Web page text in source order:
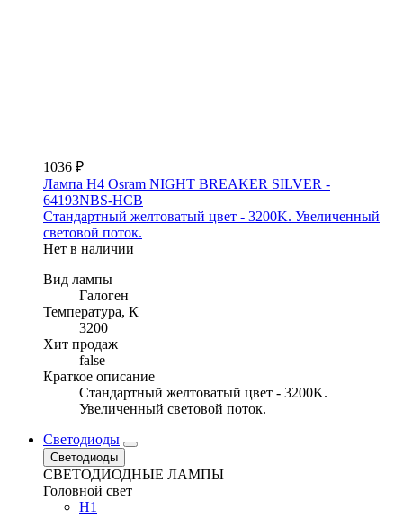
1036 ₽
Лампа H4 Osram NIGHT BREAKER SILVER -
64193NBS-HCB
Стандартный желтоватый цвет - 3200K. Увеличенный
световой поток.
Нет в наличии
Вид лампы
Галоген
Температура, К
3200
Хит продаж
false
Краткое описание
Стандартный желтоватый цвет - 3200K.
Увеличенный световой поток.
Светодиоды
Светодиоды
СВЕТОДИОДНЫЕ ЛАМПЫ
Головной свет
H1